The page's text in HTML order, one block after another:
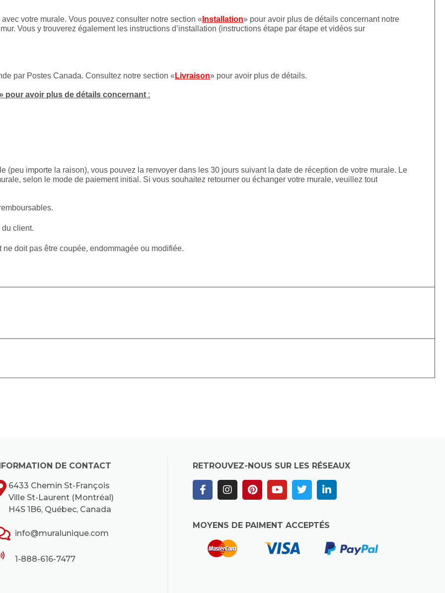
votre murale. Vous pouvez consulter notre section « Installation» pour avoir plus de détails concernant notre
Vous y trouverez également les instructions d’installation (instructions étape par étape et vidéos sur
par Postes Canada. Consultez notre section « Livraison» pour avoir plus de détails.
pour avoir plus de détails concernant :
(peu importe la raison), vous pouvez la renvoyer dans les 30 jours suivant la date de réception de votre murale. Le
selon le mode de paiement initial. Si vous souhaitez retourner ou échanger votre murale, veuillez tout
du client.
doit pas être coupée, endommagée ou modifiée.
DE CONTACT
6433 Chemin St-François
Ville St-Laurent (Montréal)
H4S 1B6, Québec, Canada
info@muralunique.com
1-888-616-7477
RETROUVEZ-NOUS SUR LES RÉSEAUX
MOYENS DE PAIMENT ACCEPTÉS